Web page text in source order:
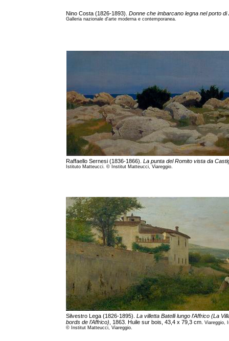
Nino Costa (1826-1893). Donne che imbarcano legna nel porto
Galleria nazionale d'arte moderna e contemporanea.
Raffaello Sernesi (1836-1866). La punta del Romito vista da
Istituto Matteucci. © Institut Matteucci, Viareggio.
Silvestro Lega (1826-1895). La villetta Batelli lungo l’Affrico (La
bords de l’Affrico) , 1863. Huile sur bois, 43,4 x 79,3 cm. Viareggio,
© Institut Matteucci, Viareggio.